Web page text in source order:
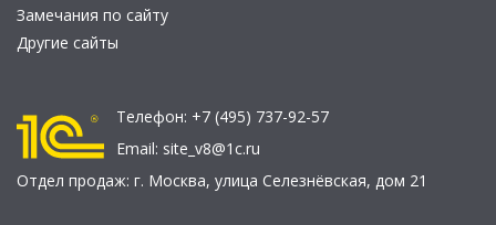
Замечания по сайту
Другие сайты
Телефон: +7 (495) 737-92-57
Email: site_v8@1c.ru
Отдел продаж: г. Москва, улица Селезнёвская, дом 21